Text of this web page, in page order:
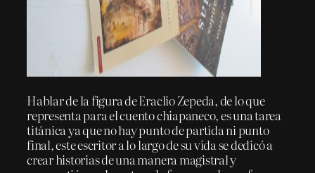
Hablar de la figura de Eraclio Zepeda, de lo que
representa para el cuento chiapaneco, es una tarea
titánica ya que no hay punto de partida ni punto
final, este escritor a lo largo de su vida se dedicó a
crear historias de una manera magistral y